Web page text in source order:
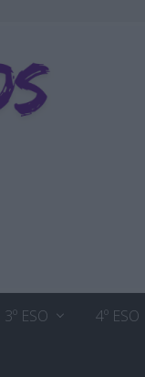
3º ESO 4º ESO